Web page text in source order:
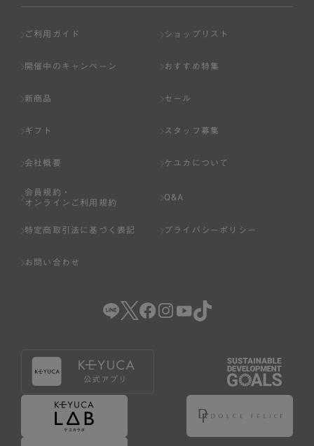
ご利用ガイド ショップリスト
開催中のキャンペーン おすすめ特集
新商品 セール
ギフト スタッフ募集
会社概要 ケユカについて
会員規約・
オンラインご利用規約
Q&A
特定商取引法に基づく表記 プライバシーポリシー
お問い合わせ